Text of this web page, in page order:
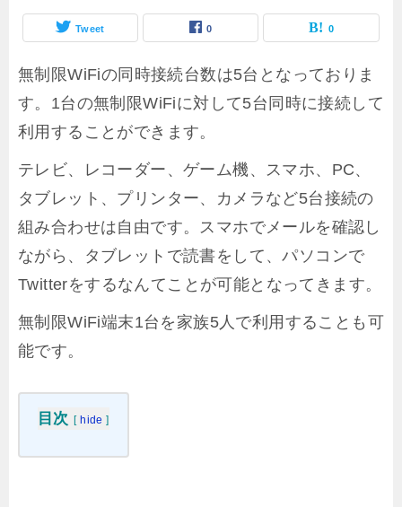
Tweet 0 0
無制限WiFiの同時接続台数は5台となっておりま
す。1台の無制限WiFiに対して5台同時に接続して
利用することができます。
テレビ、レコーダー、ゲーム機、スマホ、PC、
タブレット、プリンター、カメラなど5台接続の
組み合わせは自由です。スマホでメールを確認し
ながら、タブレットで読書をして、パソコンで
Twitterをするなんてことが可能となってきます。
無制限WiFi端末1台を家族5人で利用することも可
能です。
目次 [ hide ]